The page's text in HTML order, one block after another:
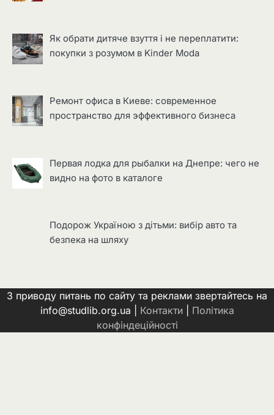
Як обрати дитяче взуття і не переплатити:
покупки з розумом в Kinder Moda
Ремонт офиса в Киеве: современное
пространство для эффективного бизнеса
Первая лодка для рыбалки на Днепре: чего не
видно на фото в каталоге
Подорож Україною з дітьми: вибір авто та
безпека на шляху
З приводу питань по сайту та реклами звертайтесь на
info@studlib.org.ua | Контакти| Політика
конфіндеційності